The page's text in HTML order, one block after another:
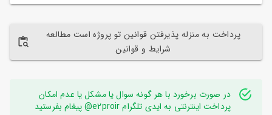
پرداخت به منزله پذیرفتن قوانین تو پروژه است مطالعه
شرایط و قوانین
در صورت برخورد با هر گونه سوال یا مشکل یا عدم امکان
پرداخت اینترنتی به ایدی تلگرام e2proir@ پیغام بفرستید